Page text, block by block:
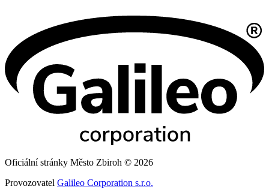
Oficiální stránky Město Zbiroh © 2026
Provozovatel Galileo Corporation s.r.o.